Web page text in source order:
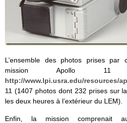
L’ensemble des photos prises par
mission
http://www.lpi.usra.edu/resources/
11 (1407 photos dont 232 prises sur
les deux heures à l’extérieur du LEM).
Enfin, la mission comprenait